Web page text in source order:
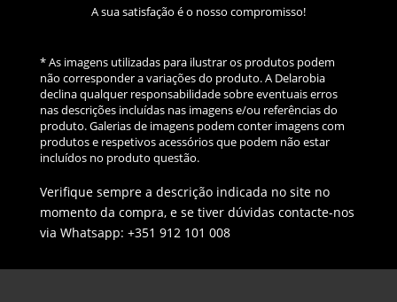
A sua satisfação é o nosso compromisso!
* As imagens utilizadas para ilustrar os produtos podem
não corresponder a variações do produto. A Delarobia
declina qualquer responsabilidade sobre eventuais erros
nas descrições incluídas nas imagens e/ou referências do
produto. Galerias de imagens podem conter imagens com
produtos e respetivos acessórios que podem não estar
incluídos no produto questão.
Verifique sempre a descrição indicada no site no
momento da compra, e se tiver dúvidas contacte-nos
via Whatsapp: +351 912 101 008